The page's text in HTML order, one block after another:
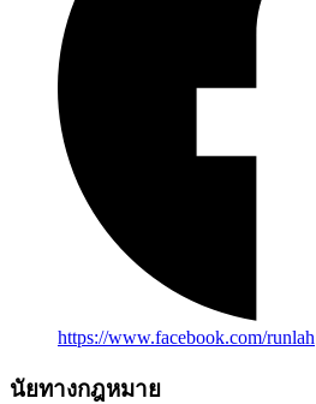
https://www.facebook.com/runlah
นัยทางกฎหมาย